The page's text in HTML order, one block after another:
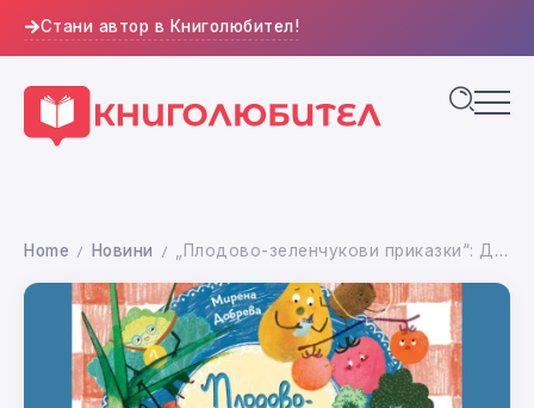
Стани автор в Книголюбител!
Home / Новини / „Плодово-зеленчукови приказки“: Дебютната книга на Мирена Добрева превръща градината в свят на чудеса